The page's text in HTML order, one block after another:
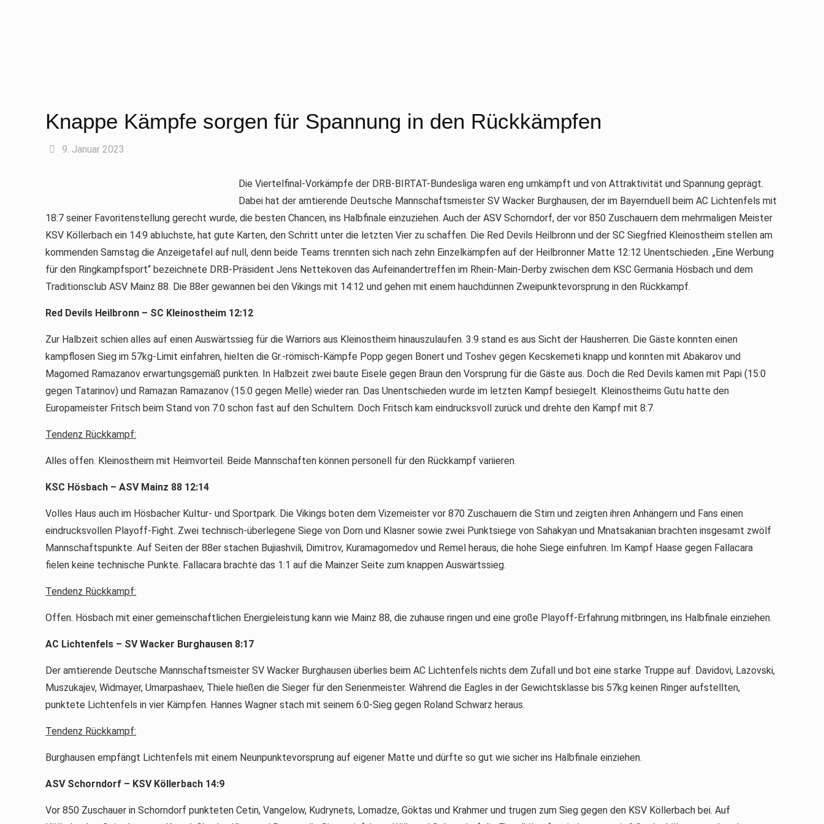
Knappe Kämpfe sorgen für Spannung in den Rückkämpfen
9. Januar 2023
Die Viertelfinal-Vorkämpfe der DRB-BIRTAT-Bundesliga waren eng umkämpft und von Attraktivität und Spannung geprägt.
Dabei hat der amtierende Deutsche Mannschaftsmeister SV Wacker Burghausen, der im Bayernduell beim AC Lichtenfels mit
18:7 seiner Favoritenstellung gerecht wurde, die besten Chancen, ins Halbfinale einzuziehen. Auch der ASV Schorndorf, der vor 850 Zuschauern dem mehrmaligen Meister
KSV Köllerbach ein 14:9 abluchste, hat gute Karten, den Schritt unter die letzten Vier zu schaffen. Die Red Devils Heilbronn und der SC Siegfried Kleinostheim stellen am
kommenden Samstag die Anzeigetafel auf null, denn beide Teams trennten sich nach zehn Einzelkämpfen auf der Heilbronner Matte 12:12 Unentschieden. „Eine Werbung
für den Ringkampfsport“ bezeichnete DRB-Präsident Jens Nettekoven das Aufeinandertreffen im Rhein-Main-Derby zwischen dem KSC Germania Hösbach und dem
Traditionsclub ASV Mainz 88. Die 88er gewannen bei den Vikings mit 14:12 und gehen mit einem hauchdünnen Zweipunktevorsprung in den Rückkampf.
Red Devils Heilbronn – SC Kleinostheim 12:12
Zur Halbzeit schien alles auf einen Auswärtssieg für die Warriors aus Kleinostheim hinauszulaufen. 3:9 stand es aus Sicht der Hausherren. Die Gäste konnten einen
kampflosen Sieg im 57kg-Limit einfahren, hielten die Gr.-römisch-Kämpfe Popp gegen Bonert und Toshev gegen Kecskemeti knapp und konnten mit Abakarov und
Magomed Ramazanov erwartungsgemäß punkten. In Halbzeit zwei baute Eisele gegen Braun den Vorsprung für die Gäste aus. Doch die Red Devils kamen mit Papi (15:0
gegen Tatarinov) und Ramazan Ramazanov (15:0 gegen Melle) wieder ran. Das Unentschieden wurde im letzten Kampf besiegelt. Kleinostheims Gutu hatte den
Europameister Fritsch beim Stand von 7:0 schon fast auf den Schultern. Doch Fritsch kam eindrucksvoll zurück und drehte den Kampf mit 8:7.
Tendenz Rückkampf:
Alles offen. Kleinostheim mit Heimvorteil. Beide Mannschaften können personell für den Rückkampf variieren.
KSC Hösbach – ASV Mainz 88 12:14
Volles Haus auch im Hösbacher Kultur- und Sportpark. Die Vikings boten dem Vizemeister vor 870 Zuschauern die Stirn und zeigten ihren Anhängern und Fans einen
eindrucksvollen Playoff-Fight. Zwei technisch-überlegene Siege von Dorn und Klasner sowie zwei Punktsiege von Sahakyan und Mnatsakanian brachten insgesamt zwölf
Mannschaftspunkte. Auf Seiten der 88er stachen Bujiashvili, Dimitrov, Kuramagomedov und Remel heraus, die hohe Siege einfuhren. Im Kampf Haase gegen Fallacara
fielen keine technische Punkte. Fallacara brachte das 1:1 auf die Mainzer Seite zum knappen Auswärtssieg.
Tendenz Rückkampf:
Offen. Hösbach mit einer gemeinschaftlichen Energieleistung kann wie Mainz 88, die zuhause ringen und eine große Playoff-Erfahrung mitbringen, ins Halbfinale einziehen.
AC Lichtenfels – SV Wacker Burghausen 8:17
Der amtierende Deutsche Mannschaftsmeister SV Wacker Burghausen überlies beim AC Lichtenfels nichts dem Zufall und bot eine starke Truppe auf. Davidovi, Lazovski,
Muszukajev, Widmayer, Umarpashaev, Thiele hießen die Sieger für den Serienmeister. Während die Eagles in der Gewichtsklasse bis 57kg keinen Ringer aufstellten,
punktete Lichtenfels in vier Kämpfen. Hannes Wagner stach mit seinem 6:0-Sieg gegen Roland Schwarz heraus.
Tendenz Rückkampf:
Burghausen empfängt Lichtenfels mit einem Neunpunktevorsprung auf eigener Matte und dürfte so gut wie sicher ins Halbfinale einziehen.
ASV Schorndorf – KSV Köllerbach 14:9
Vor 850 Zuschauer in Schorndorf punkteten Cetin, Vangelow, Kudrynets, Lomadze, Göktas und Krahmer und trugen zum Sieg gegen den KSV Köllerbach bei. Auf